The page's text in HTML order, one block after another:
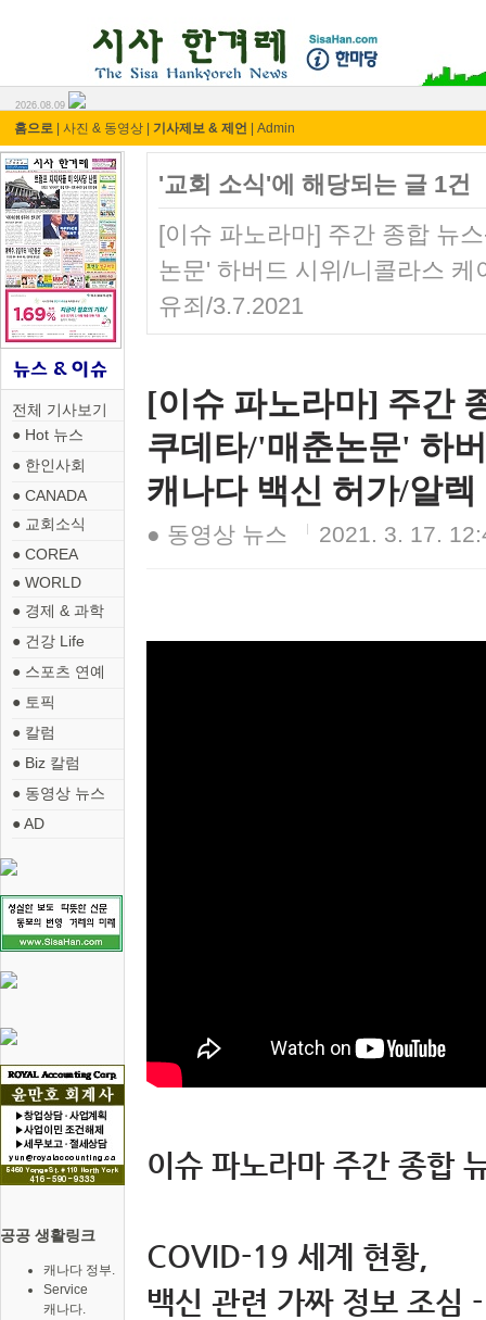
2026.08.09
홈으로 사진 & 동영상 기사제보 & 제언 Admin
전체 기사보기
● Hot 뉴스
● 한인사회
● CANADA
● 교회소식
● COREA
● WORLD
● 경제 & 과학
● 건강 Life
● 스포츠 연예
● 토픽
● 칼럼
● Biz 칼럼
● 동영상 뉴스
● AD
공공 생활링크
캐나다 정부.
Service
캐나다.
'교회 소식'에 해당되는 글 1건
[이슈 파노라마] 주간 종합 뉴
논문' 하버드 시위/니콜라스
유죄/3.7.2021
[이슈 파노라마] 주간
쿠데타/'매춘논문' 하
캐나다 백신 허가/알
● 동영상 뉴스 2021. 3. 17.
이슈 파노라마 주간 종합
COVID-19 세계 현황,
백신 관련 가짜 정보 조심 -